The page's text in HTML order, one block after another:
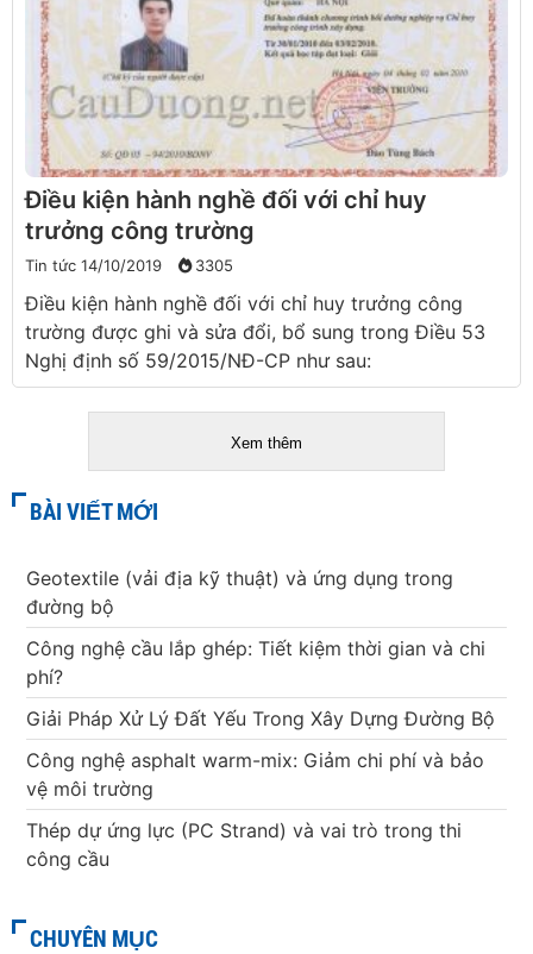
Điều kiện hành nghề đối với chỉ huy
trưởng công trường
Tin tức 14/10/2019 3305
Điều kiện hành nghề đối với chỉ huy trưởng công
trường được ghi và sửa đổi, bổ sung trong Điều 53
Nghị định số 59/2015/NĐ-CP như sau:
Xem thêm
BÀI VIẾT MỚI
Geotextile (vải địa kỹ thuật) và ứng dụng trong
đường bộ
Công nghệ cầu lắp ghép: Tiết kiệm thời gian và chi
phí?
Giải Pháp Xử Lý Đất Yếu Trong Xây Dựng Đường Bộ
Công nghệ asphalt warm-mix: Giảm chi phí và bảo
vệ môi trường
Thép dự ứng lực (PC Strand) và vai trò trong thi
công cầu
CHUYÊN MỤC